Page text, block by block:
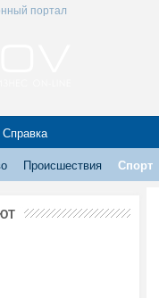
портал
Справка
Происшествия Спорт